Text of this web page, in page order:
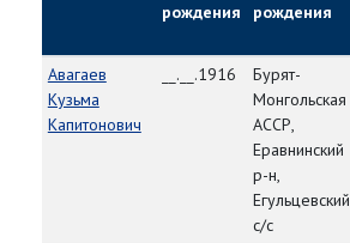
рождения
рождения
Авагаев
Кузьма
Капитонович
__.__.1916
Бурят-
Монгольская
АССР,
Еравнинский
р-н,
Егульцевский
с/с